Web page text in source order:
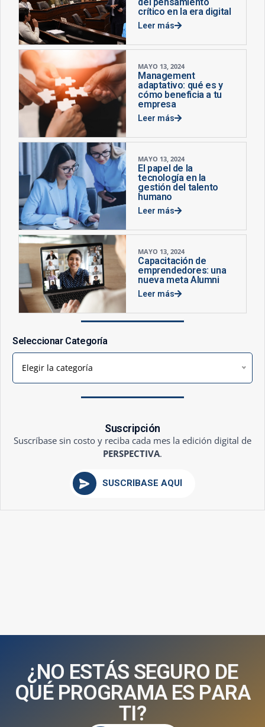
crítico en la era digital
Leer más
MAYO 13, 2024
Management
adaptativo: qué es y
cómo beneficia a tu
empresa
Leer más
MAYO 13, 2024
El papel de la
tecnología en la
gestión del talento
humano
Leer más
MAYO 13, 2024
Capacitación de
emprendedores: una
nueva meta Alumni
Leer más
Seleccionar Categoría
Elegir la categoría
Suscripción
Suscríbase sin costo y reciba cada mes la edición digital de
PERSPECTIVA.
SUSCRÍBASE AQUÍ
¿NO ESTÁS SEGURO DE
QUÉ PROGRAMA ES PARA
TI?